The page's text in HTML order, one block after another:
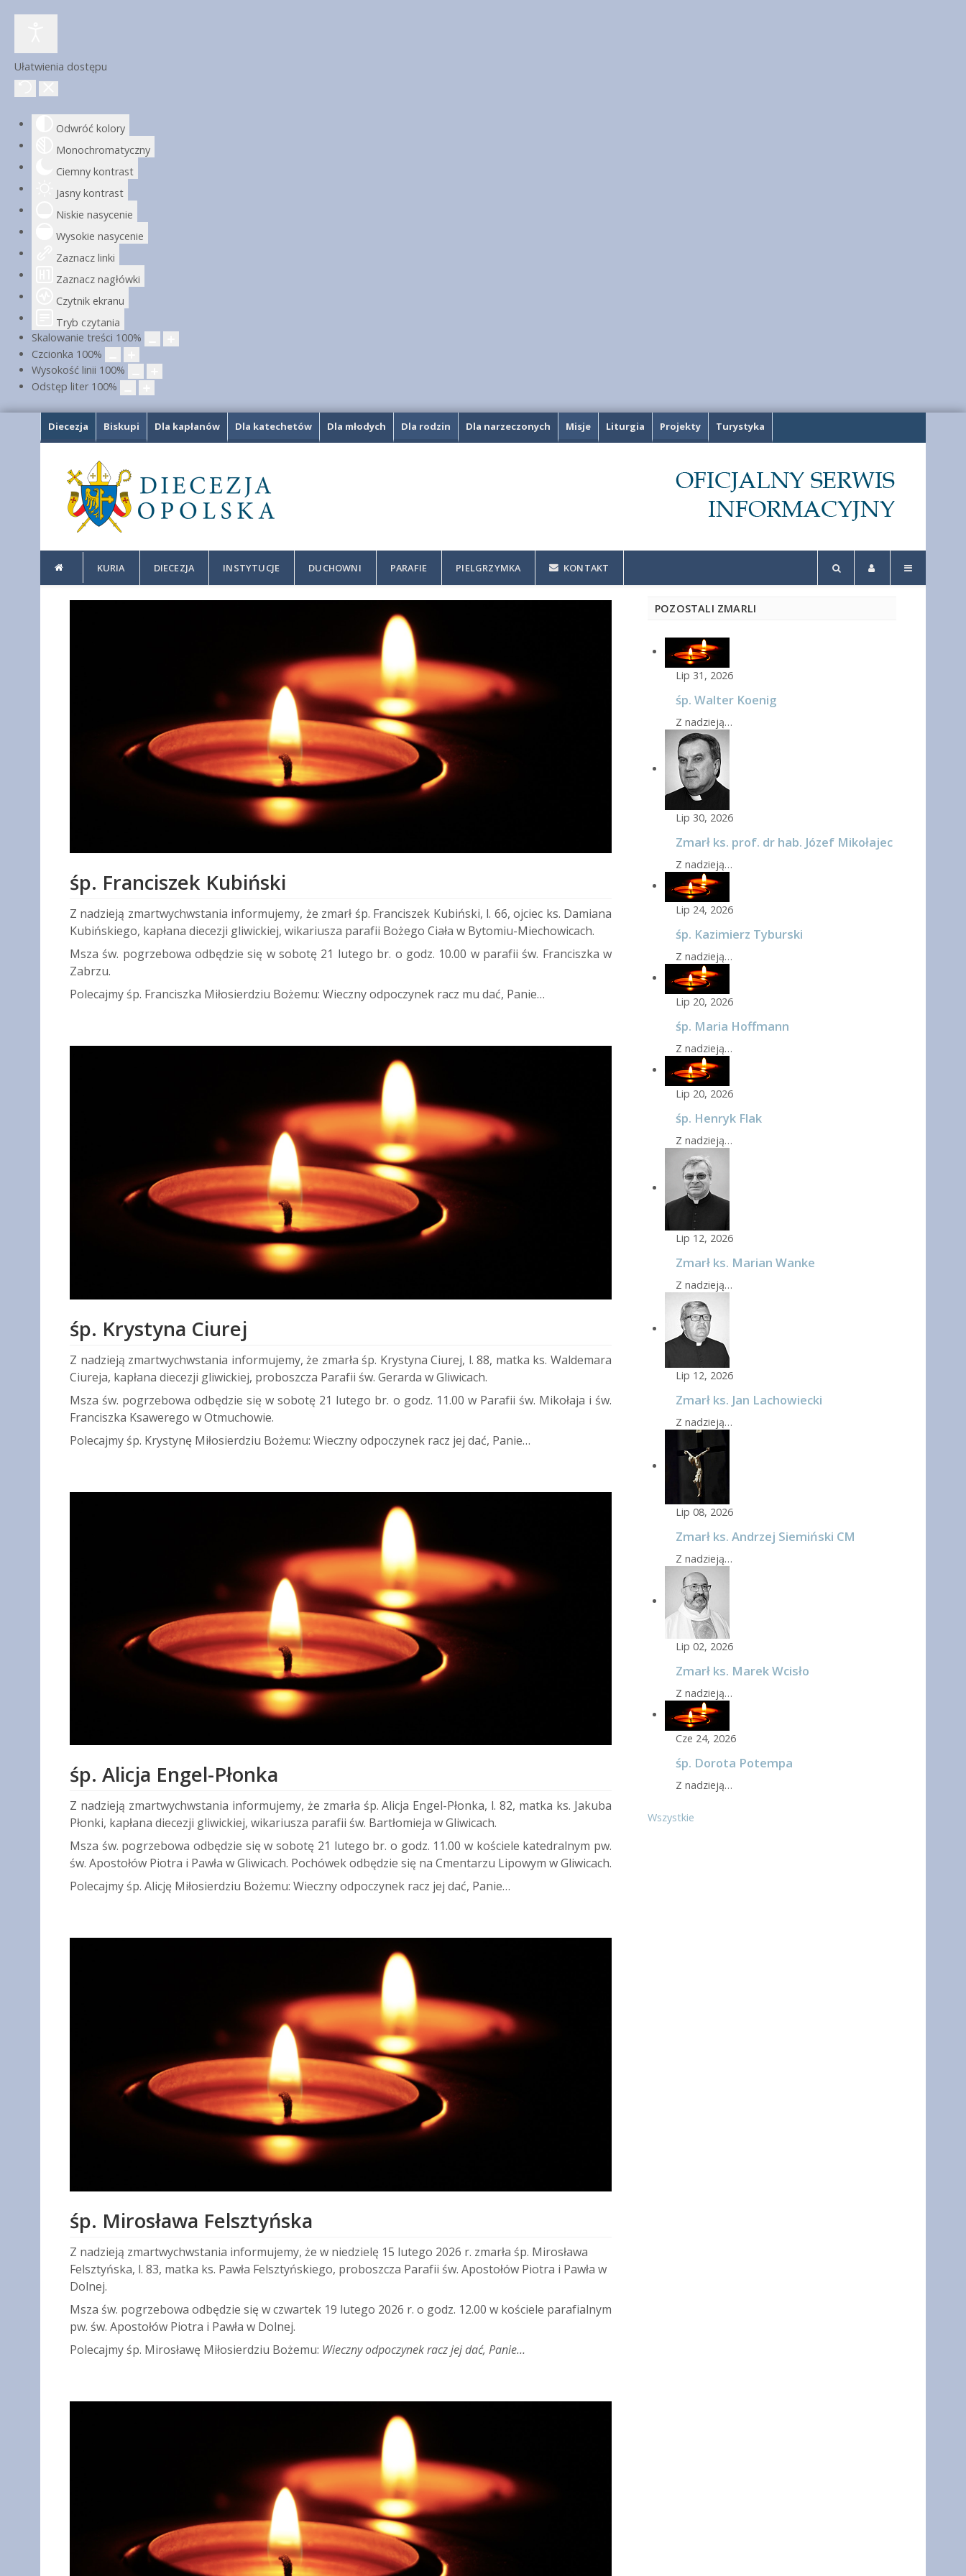
Ułatwienia dostępu
Odwróć kolory
Monochromatyczny
Ciemny kontrast
Jasny kontrast
Niskie nasycenie
Wysokie nasycenie
Zaznacz linki
Zaznacz nagłówki
Czytnik ekranu
Tryb czytania
Skalowanie treści 100%
Czcionka 100%
Wysokość linii 100%
Odstęp liter 100%
Diecezja Biskupi Dla kapłanów Dla katechetów Dla młodych Dla rodzin Dla narzeczonych Misje Liturgia Projekty Turystyka
KURIA DIECEZJA INSTYTUCJE DUCHOWNI PARAFIE PIELGRZYMKA KONTAKT
śp. Franciszek Kubiński
Z nadzieją zmartwychwstania informujemy, że zmarł śp. Franciszek Kubiński, l. 66, ojciec ks. Damiana
Kubińskiego, kapłana diecezji gliwickiej, wikariusza parafii Bożego Ciała w Bytomiu-Miechowicach.
Msza św. pogrzebowa odbędzie się w sobotę 21 lutego br. o godz. 10.00 w parafii św. Franciszka w
Zabrzu.
Polecajmy śp. Franciszka Miłosierdziu Bożemu: Wieczny odpoczynek racz mu dać, Panie…
śp. Krystyna Ciurej
Z nadzieją zmartwychwstania informujemy, że zmarła śp. Krystyna Ciurej, l. 88, matka ks. Waldemara
Ciureja, kapłana diecezji gliwickiej, proboszcza Parafii św. Gerarda w Gliwicach.
Msza św. pogrzebowa odbędzie się w sobotę 21 lutego br. o godz. 11.00 w Parafii św. Mikołaja i św.
Franciszka Ksawerego w Otmuchowie.
Polecajmy śp. Krystynę Miłosierdziu Bożemu: Wieczny odpoczynek racz jej dać, Panie…
śp. Alicja Engel-Płonka
Z nadzieją zmartwychwstania informujemy, że zmarła śp. Alicja Engel-Płonka, l. 82, matka ks. Jakuba
Płonki, kapłana diecezji gliwickiej, wikariusza parafii św. Bartłomieja w Gliwicach.
Msza św. pogrzebowa odbędzie się w sobotę 21 lutego br. o godz. 11.00 w kościele katedralnym pw.
św. Apostołów Piotra i Pawła w Gliwicach. Pochówek odbędzie się na Cmentarzu Lipowym w Gliwicach.
Polecajmy śp. Alicję Miłosierdziu Bożemu: Wieczny odpoczynek racz jej dać, Panie…
śp. Mirosława Felsztyńska
Z nadzieją zmartwychwstania informujemy, że w niedzielę 15 lutego 2026 r. zmarła śp. Mirosława
Felsztyńska, l. 83, matka ks. Pawła Felsztyńskiego, proboszcza Parafii św. Apostołów Piotra i Pawła w
Dolnej.
Msza św. pogrzebowa odbędzie się w czwartek 19 lutego 2026 r. o godz. 12.00 w kościele parafialnym
pw. św. Apostołów Piotra i Pawła w Dolnej.
Polecajmy śp. Mirosławę Miłosierdziu Bożemu: Wieczny odpoczynek racz jej dać, Panie…
POZOSTALI ZMARLI
Lip 31, 2026
śp. Walter Koenig
Z nadzieją…
Lip 30, 2026
Zmarł ks. prof. dr hab. Józef Mikołajec
Z nadzieją…
Lip 24, 2026
śp. Kazimierz Tyburski
Z nadzieją…
Lip 20, 2026
śp. Maria Hoffmann
Z nadzieją…
Lip 20, 2026
śp. Henryk Flak
Z nadzieją…
Lip 12, 2026
Zmarł ks. Marian Wanke
Z nadzieją…
Lip 12, 2026
Zmarł ks. Jan Lachowiecki
Z nadzieją…
Lip 08, 2026
Zmarł ks. Andrzej Siemiński CM
Z nadzieją…
Lip 02, 2026
Zmarł ks. Marek Wcisło
Z nadzieją…
Cze 24, 2026
śp. Dorota Potempa
Z nadzieją…
Wszystkie